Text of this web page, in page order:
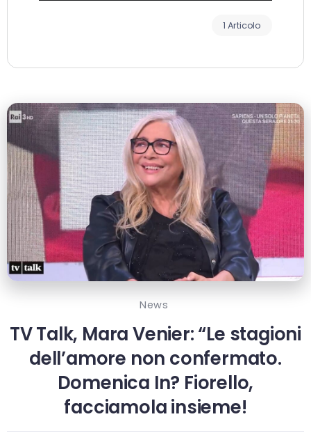
1 Articolo
News
TV Talk, Mara Venier: “Le stagioni
dell’amore non confermato.
Domenica In? Fiorello,
facciamola insieme!